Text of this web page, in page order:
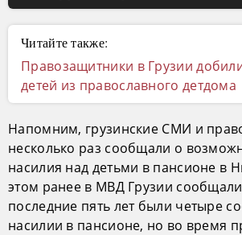
Читайте также:
Правозащитники в Грузии
детей из православного детдома
Напомним, грузинские СМИ и
несколько раз сообщали о
насилия над детьми в пансионе в
этом ранее в МВД Грузии
последние пять лет были четыре
насилии в пансионе, но во время